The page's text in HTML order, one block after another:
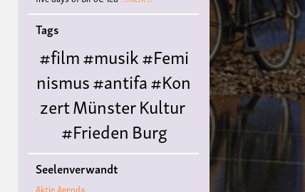
Tags
#film#musik#Femi
nismus#antifa#Kon
zertMünsterKultur
#FriedenBurg
Hülshoffliteratur#
Queer#Workshop
Seelenverwandt
Aktie Agenda